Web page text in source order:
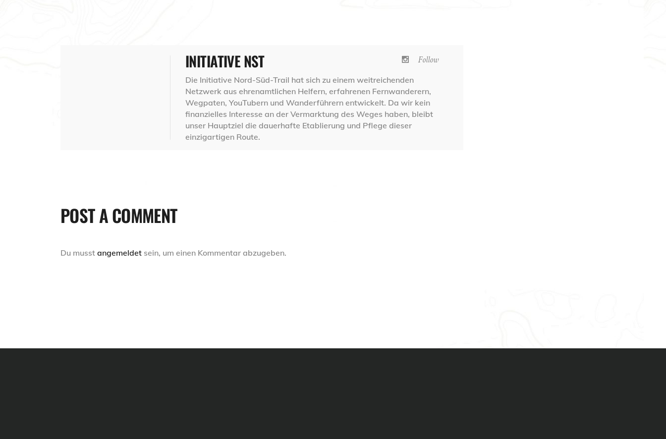
Follow
INITIATIVE NST
Die Initiative Nord-Süd-Trail hat sich zu einem weitreichenden
Netzwerk aus ehrenamtlichen Helfern, erfahrenen Fernwanderern,
Wegpaten, YouTubern und Wanderführern entwickelt. Da wir kein
finanzielles Interesse an der Vermarktung des Weges haben, bleibt
unser Hauptziel die dauerhafte Etablierung und Pflege dieser
einzigartigen Route.
POST A COMMENT
Du musst angemeldet sein, um einen Kommentar abzugeben.